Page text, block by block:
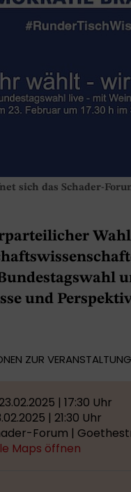
sich das Schader-
und
ZUR VERANSTALTUNG
| 17:30 Uhr
| 21:30 Uhr
Forum |
Maps öffnen